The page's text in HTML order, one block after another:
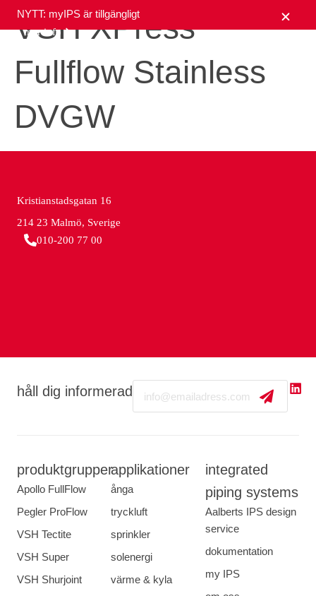
NYTT: myIPS är tillgängligt
mer info
stäng
VSH XPress
Fullflow Stainless
DVGW
håll dig informerad
produktgrupper
Apollo FullFlow
Pegler ProFlow
VSH Tectite
VSH Super
VSH Shurjoint
applikationer
ånga
tryckluft
sprinkler
solenergi
värme & kyla
integrated
piping systems
Aalberts IPS design
service
dokumentation
my IPS
Kristianstadsgatan 16
214 23 Malmö, Sverige
010-200 77 00